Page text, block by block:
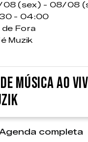
08 (sex) - 08/08
- 04:00
de Fora
Muzik
Música ao
completa